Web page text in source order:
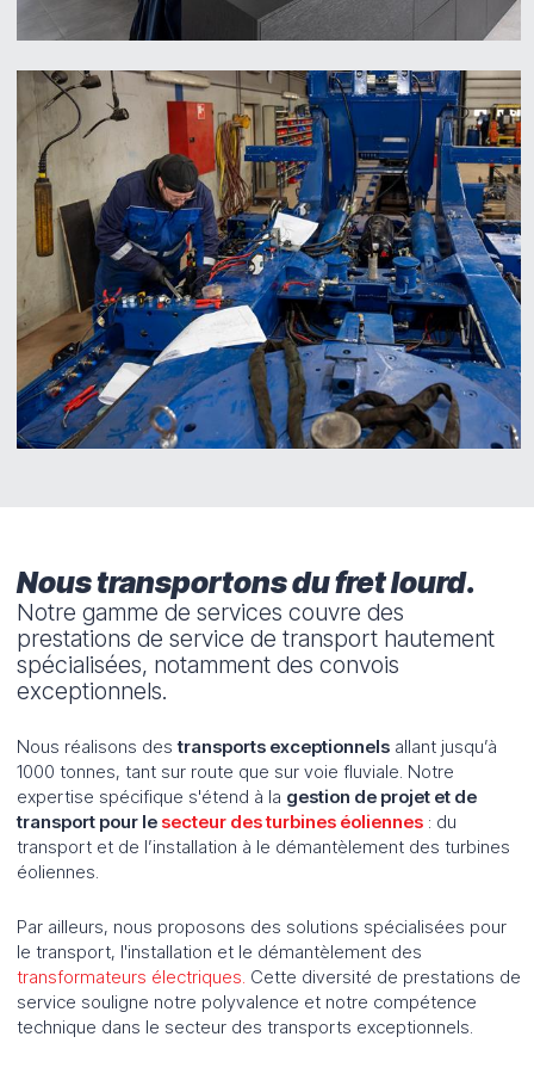
Notre gamme de services couvre des
prestations de service de transport hautement
spécialisées, notamment des convois
exceptionnels.
Nous transportons du fret lourd.
Nous réalisons destransports exceptionnelsallant jusqu’à
1000 tonnes, tant sur route que sur voie fluviale. Notre
expertise spécifique s'étend à la gestion de projet et de
transport pour le secteur des turbines éoliennes: du
transport et de l’installation à le démantèlement des turbines
éoliennes.
Par ailleurs, nous proposons des solutions spécialisées pour
le transport, l'installation et le démantèlement des
transformateurs électriques. Cette diversité de prestations de
service souligne notre polyvalence et notre compétence
technique dans le secteur des transports exceptionnels.